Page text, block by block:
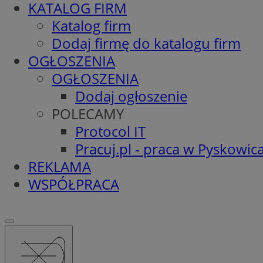
KATALOG FIRM
Katalog firm
Dodaj firmę do katalogu firm
OGŁOSZENIA
OGŁOSZENIA
Dodaj ogłoszenie
POLECAMY
Protocol IT
Pracuj.pl - praca w
REKLAMA
WSPÓŁPRACA